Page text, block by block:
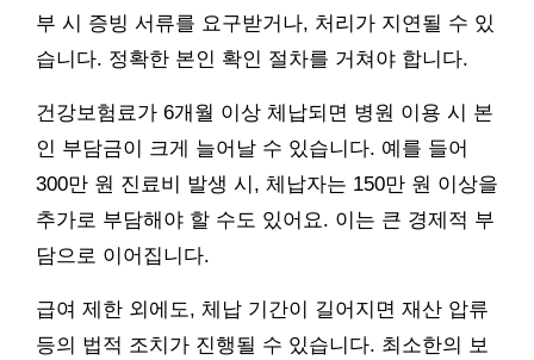
부 시 증빙 서류를 요구받거나, 처리가 지연될 수 있
습니다. 정확한 본인 확인 절차를 거쳐야 합니다.
건강보험료가 6개월 이상 체납되면 병원 이용 시 본
인 부담금이 크게 늘어날 수 있습니다. 예를 들어
300만 원 진료비 발생 시, 체납자는 150만 원 이상을
추가로 부담해야 할 수도 있어요. 이는 큰 경제적 부
담으로 이어집니다.
급여 제한 외에도, 체납 기간이 길어지면 재산 압류
등의 법적 조치가 진행될 수 있습니다. 최소한의 보